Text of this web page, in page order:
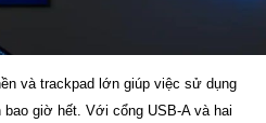
và trackpad lớn giúp việc sử dụng
giờ hết. Với cổng USB-A và hai